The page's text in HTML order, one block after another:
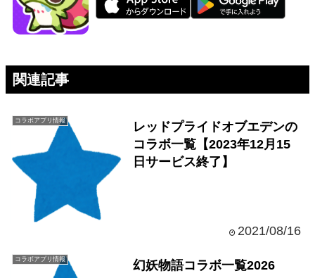
関連記事
コラボアプリ情報
レッドプライドオブエデンの
コラボ一覧【2023年12月15
日サービス終了】
2021/08/16
コラボアプリ情報 幻妖物語コラボ一覧2026